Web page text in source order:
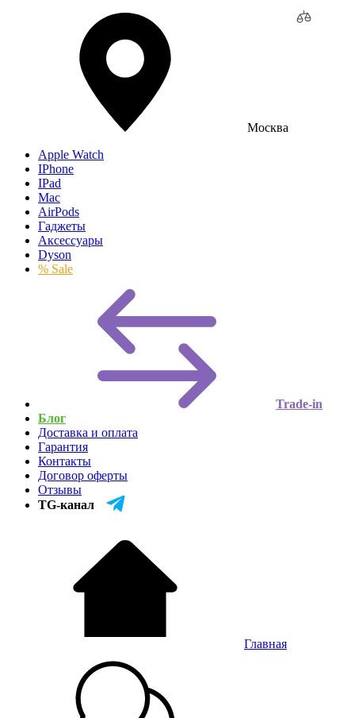
Москва
Apple Watch
IPhone
IPad
Mac
AirPods
Гаджеты
Аксессуары
Dyson
% Sale
Trade-in
Блог
Доставка и оплата
Гарантия
Контакты
Договор оферты
Отзывы
TG-канал
Главная